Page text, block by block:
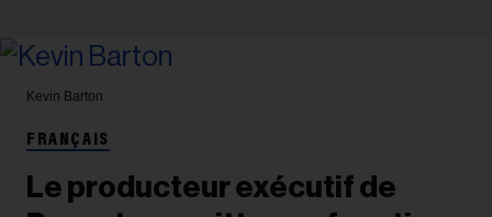
Kevin Barton
FRANÇAIS
Le producteur exécutif de